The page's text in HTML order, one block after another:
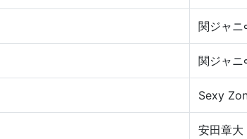
関ジャ
関ジャ
Sexy
安田章大